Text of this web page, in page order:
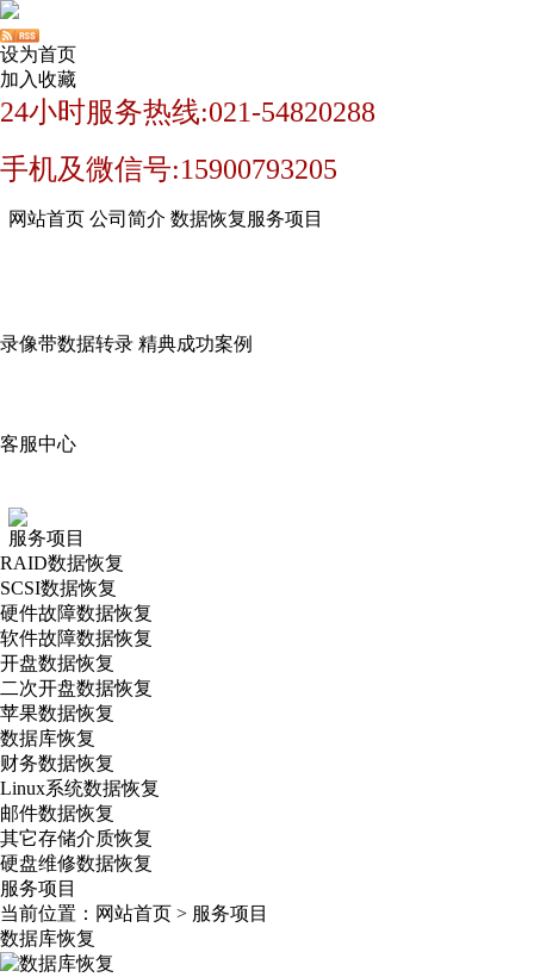
设为首页
加入收藏
24小时服务热线:021-54820288
手机及微信号:15900793205
网站首页 公司简介 数据恢复服务项目
录像带数据转录 精典成功案例
客服中心
服务项目
RAID数据恢复
SCSI数据恢复
硬件故障数据恢复
软件故障数据恢复
开盘数据恢复
二次开盘数据恢复
苹果数据恢复
数据库恢复
财务数据恢复
Linux系统数据恢复
邮件数据恢复
其它存储介质恢复
硬盘维修数据恢复
服务项目
当前位置： 网站首页 > 服务项目
数据库恢复